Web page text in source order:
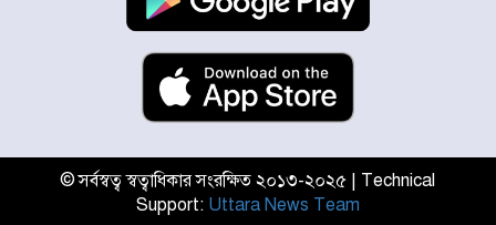
শহীদ মীর মুগ্ধ
উত্তরা আজমপুরের রক্তাক্ত স্মৃতি: শহীদ
তানভীনের অপূর্ণ স্বপ্ন
জুলাই স্মৃতি জাদুঘর উদ্বোধন করলেন
© সর্বস্বত্ব স্বত্বাধিকার সংরক্ষিত ২০১৩-২০২৫ | Technical
Support: Uttara News Team